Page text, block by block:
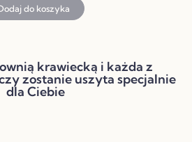
do koszyka
krawiecką i każda z
zostanie uszyta specjalnie
dla Ciebie